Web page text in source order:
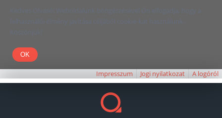
Kedves Olvasó! Weboldalunk böngészésével Ön elfogadja, hogy a
felhasználói élmény javítása céljából cookie-kat használunk.
Köszönjük!
Impresszum Jogi nyilatkozat A logóról